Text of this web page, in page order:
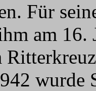
Für
am 16.
wurde